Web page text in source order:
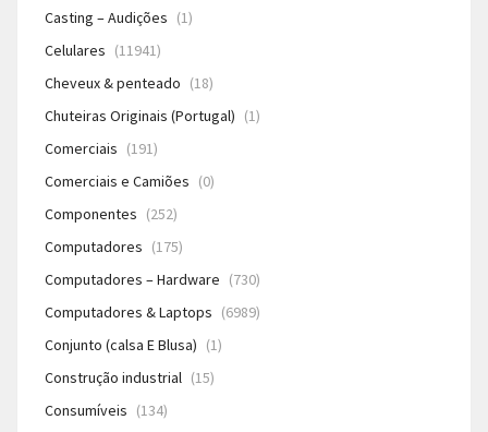
Casting – Audições (1)
Celulares (11941)
Cheveux & penteado (18)
Chuteiras Originais (Portugal) (1)
Comerciais (191)
Comerciais e Camiões (0)
Componentes (252)
Computadores (175)
Computadores – Hardware (730)
Computadores & Laptops (6989)
Conjunto (calsa E Blusa) (1)
Construção industrial (15)
Consumíveis (134)